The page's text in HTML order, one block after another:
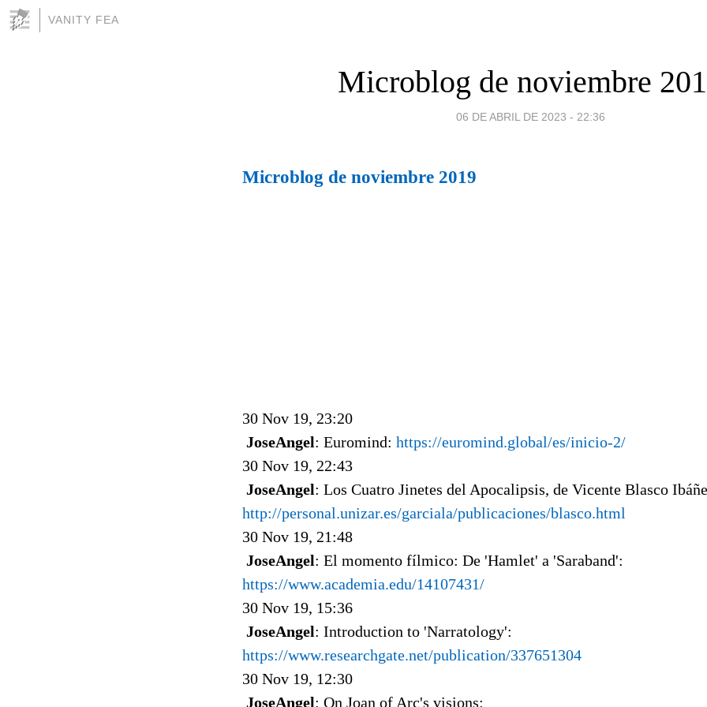
VANITY FEA
Microblog de noviembre
06 DE ABRIL DE 2023 - 22:36
Microblog de noviembre 2019
30 Nov 19, 23:20
JoseAngel: Euromind: https://euromind.global/es/inicio-2/
30 Nov 19, 22:43
JoseAngel: Los Cuatro Jinetes del Apocalipsis, de Vicente Blasco
http://personal.unizar.es/garciala/publicaciones/blasco.html
30 Nov 19, 21:48
JoseAngel: El momento fílmico: De 'Hamlet' a 'Saraband':
https://www.academia.edu/14107431/
30 Nov 19, 15:36
JoseAngel: Introduction to 'Narratology':
https://www.researchgate.net/publication/337651304
30 Nov 19, 12:30
JoseAngel: On Joan of Arc's visions: